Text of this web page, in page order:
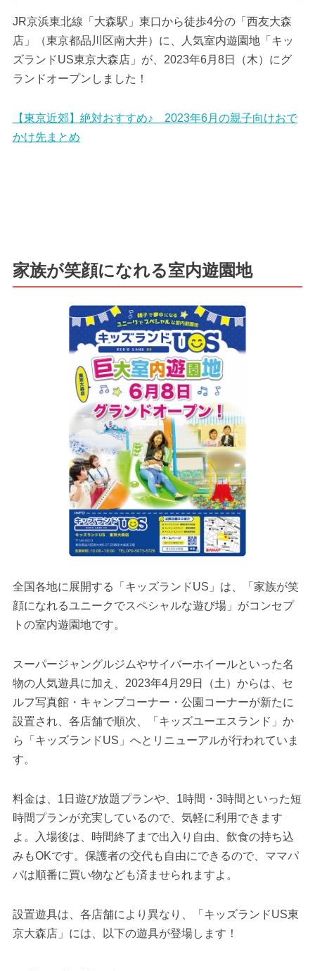
JR京浜東北線「大森駅」東口から徒歩4分の「西友大森
店」（東京都品川区南大井）に、人気室内遊園地「キッ
ズランドUS東京大森店」が、2023年6月8日（木）にグ
ランドオープンしました！
【東京近郊】絶対おすすめ♪ 2023年6月の親子向けおで
かけ先まとめ
家族が笑顔になれる室内遊園地
全国各地に展開する「キッズランドUS」は、「家族が笑
顔になれるユニークでスペシャルな遊び場」がコンセプ
トの室内遊園地です。
スーパージャングルジムやサイバーホイールといった名
物の人気遊具に加え、2023年4月29日（土）からは、セ
ルフ写真館・キャンプコーナー・公園コーナーが新たに
設置され、各店舗で順次、「キッズユーエスランド」か
ら「キッズランドUS」へとリニューアルが行われていま
す。
料金は、1日遊び放題プランや、1時間・3時間といった短
時間プランが充実しているので、気軽に利用できます
よ。入場後は、時間終了まで出入り自由、飲食の持ち込
みもOKです。保護者の交代も自由にできるので、ママパ
パは順番に買い物なども済ませられますよ。
設置遊具は、各店舗により異なり、「キッズランドUS東
京大森店」には、以下の遊具が登場します！